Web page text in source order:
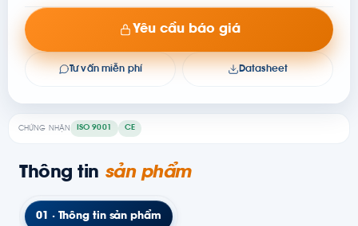
CHỨNG NHẬN ISO 9001 CE
Yêu cầu báo giá
Tư vấn miễn phí Datasheet
Thông tin sản phẩm
01 · Thông tin sản phẩm